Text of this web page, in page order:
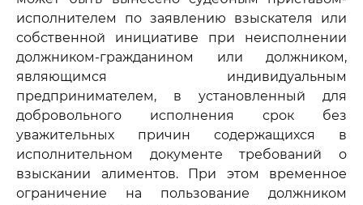
исполнителем по заявлению взыскателя или
собственной инициативе при неисполнении
должником-гражданином или должником,
являющимся индивидуальным
предпринимателем, в установленный для
добровольного исполнения срок без
уважительных причин содержащихся в
исполнительном документе требований о
взыскании алиментов. При этом временное
ограничение на пользование должником